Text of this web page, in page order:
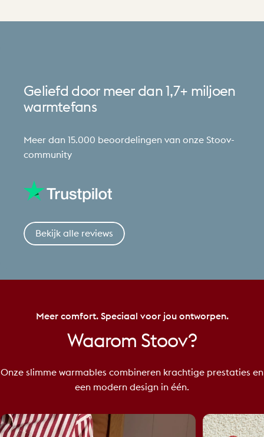
Geliefd door meer dan 1,7+ miljoen
warmtefans
Meer dan 15.000 beoordelingen van onze Stoov-
community
Bekijk alle reviews
Meer comfort. Speciaal voor jou ontworpen.
Waarom Stoov?
Onze slimme warmables combineren krachtige prestaties en
een modern design in één.